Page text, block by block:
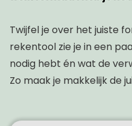
Twijfel je over het juiste
rekentool zie je in een
nodig hebt én wat de
Zo maak je makkelijk de